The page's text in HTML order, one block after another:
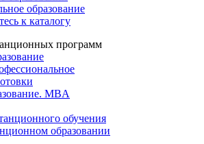
образование
к каталогу
программ
MBA
обучения
образовании